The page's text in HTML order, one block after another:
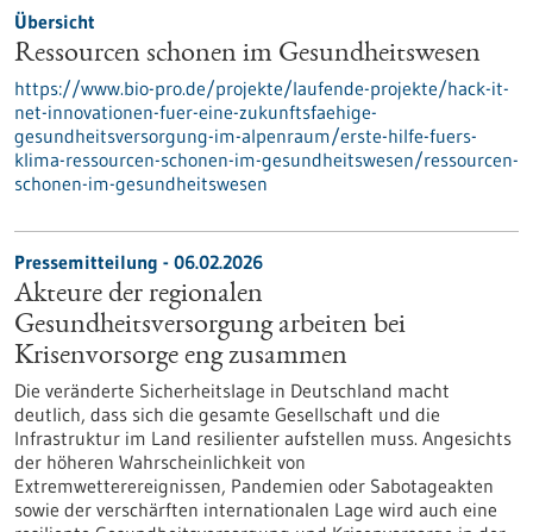
Übersicht
Ressourcen schonen im Gesundheitswesen
https://www.bio-pro.de/projekte/laufende-projekte/hack-it-
net-innovationen-fuer-eine-zukunftsfaehige-
gesundheitsversorgung-im-alpenraum/erste-hilfe-fuers-
klima-ressourcen-schonen-im-gesundheitswesen/ressourcen-
schonen-im-gesundheitswesen
Pressemitteilung - 06.02.2026
Akteure der regionalen
Gesundheitsversorgung arbeiten bei
Krisenvorsorge eng zusammen
Die veränderte Sicherheitslage in Deutschland macht
deutlich, dass sich die gesamte Gesellschaft und die
Infrastruktur im Land resilienter aufstellen muss. Angesichts
der höheren Wahrscheinlichkeit von
Extremwetterereignissen, Pandemien oder Sabotageakten
sowie der verschärften internationalen Lage wird auch eine